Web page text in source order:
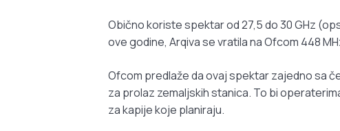
Obično koriste spektar od 27,5 do 30 GHz
ove godine, Arqiva se vratila na Ofcom 448
Ofcom predlaže da ovaj spektar zajedno sa
za prolaz zemaljskih stanica. To bi
za kapije koje planiraju.